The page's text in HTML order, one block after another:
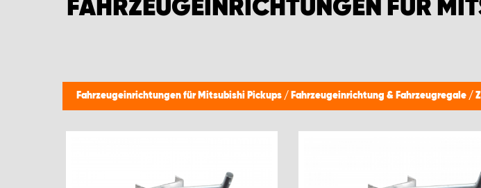
FAHRZEUGEINRICHTUNGEN FÜR
Fahrzeugeinrichtungen für Mitsubishi Pickups / Fahrzeugeinrichtung & Fahrzeugregale /